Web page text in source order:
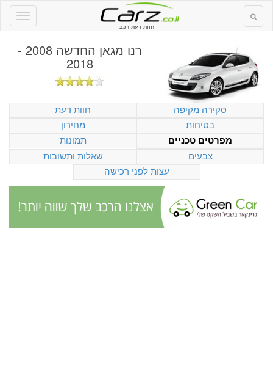
חוות דעת רכב
רנו מגאן החדשה 2008 -
2018
סקירה מקיפה
חוות דעת
בטיחות
מחירון
מפרטים טכניים
תמונות
צבעים
שאלות ותשובות
עצות לפני רכישה